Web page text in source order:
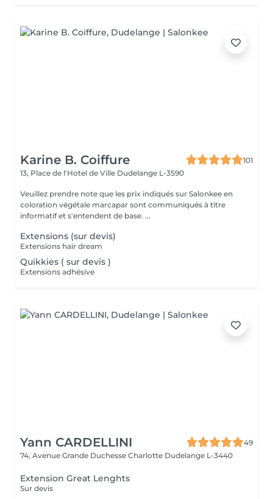
Karine B. Coiffure
101
13, Place de l'Hotel de Ville Dudelange L-3590
Veuillez prendre note que les prix indiqués sur Salonkee en
coloration végétale marcapar sont communiqués à titre
informatif et s'entendent de base. ...
Extensions (sur devis)
Extensions hair dream
Quikkies ( sur devis )
Extensions adhésive
Yann CARDELLINI
49
74, Avenue Grande Duchesse Charlotte Dudelange L-3440
Extension Great Lenghts
Sur devis